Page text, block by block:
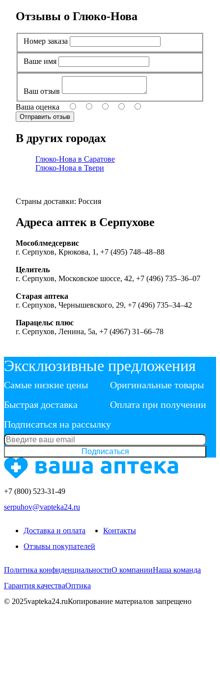
Отзывы о Глюко-Нова
Номер заказа
Ваше имя
Ваш отзыв
Ваша оценка
В других городах
Глюко-Нова в Саратове
Глюко-Нова в Твери
Страны доставки: Россия
Адреса аптек в Серпухове
Мособлмедсервис
г. Серпухов, Крюкова, 1, +7 (495) 748‒48‒88
Целитель
г. Серпухов, Московское шоссе, 42, +7 (496) 735‒36‒07
Старая аптека
г. Серпухов, Чернышевского, 29, +7 (496) 735‒34‒42
Парацельс плюс
г. Серпухов, Ленина, 5а, +7 (4967) 31‒66‒78
Эксклюзивные предложения
Самые низкие цены
Быстрая доставка
Оригинальные товары
Оплата при получении
Подписаться на рассылку
Подписаться
+7 (800) 523-31-49
serpuhov@vapteka24.ru
Доставка и оплата
Отзывы покупателей
Контакты
Политика конфиденциальностиО компанииНаша команда
Гарантия качестваОптика
© 2025vapteka24.ruКопирование материалов запрещено